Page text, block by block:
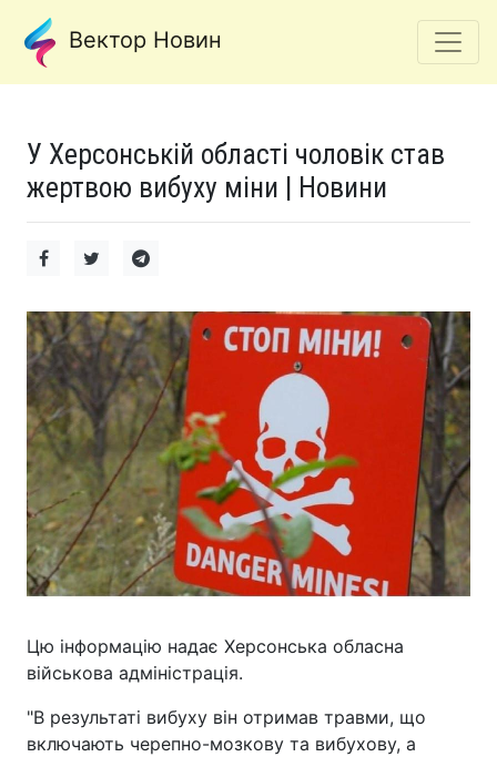
Вектор Новин
У Херсонській області чоловік став
жертвою вибуху міни | Новини
Цю інформацію надає Херсонська обласна
військова адміністрація.
"В результаті вибуху він отримав травми, що
включають черепно-мозкову та вибухову, а